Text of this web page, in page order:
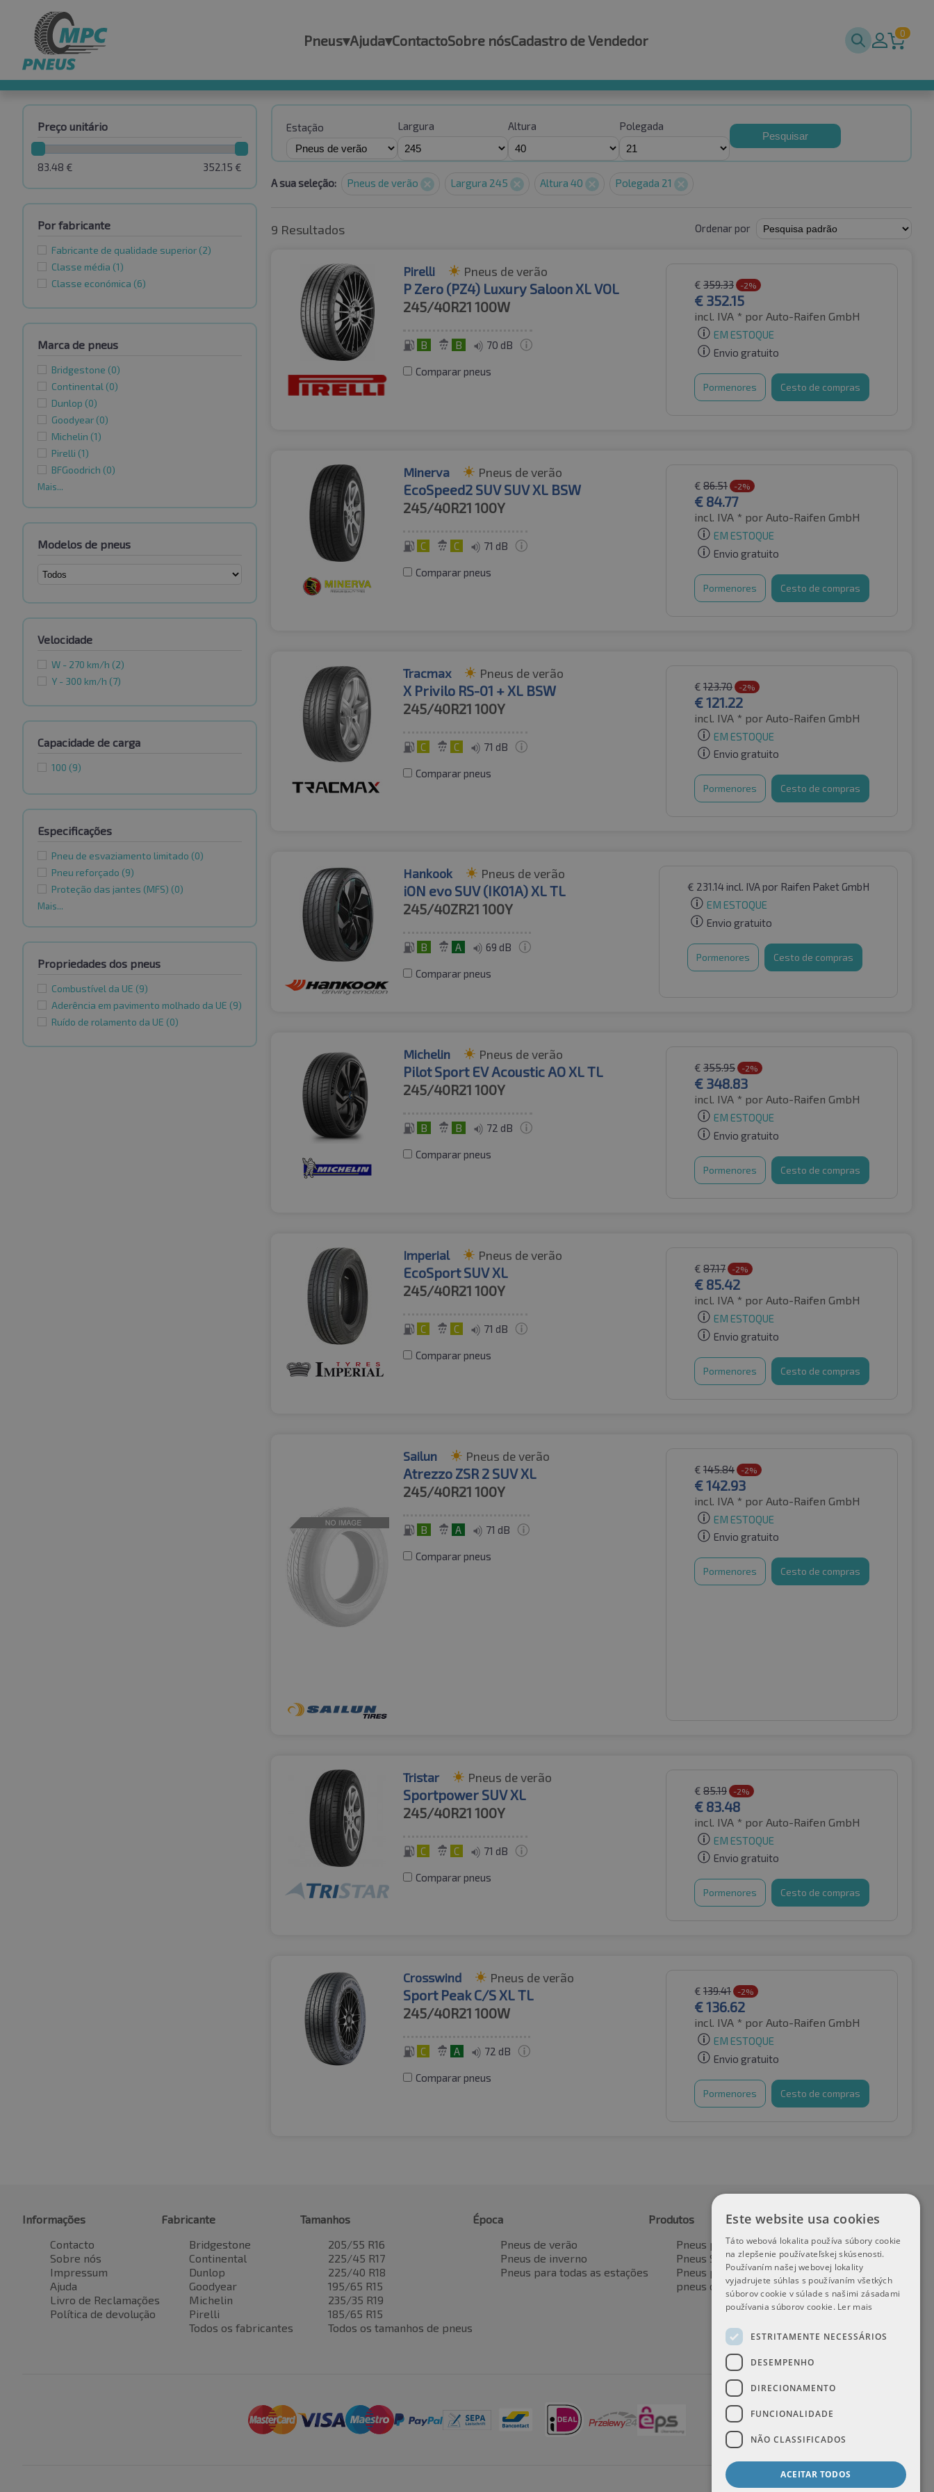
Pneus▾Ajuda▾ContactoSobre nósCadastro de Vendedor 0
Preço unitário
352.15 €
83.48 €
Por fabricante
Fabricante de qualidade superior (2)
Classe média (1)
Classe económica (6)
Marca de pneus
Bridgestone (0)
Continental (0)
Dunlop (0)
Goodyear (0)
Michelin (1)
Pirelli (1)
BFGoodrich (0)
Mais...
Modelos de pneus
Velocidade
W - 270 km/h (2)
Y - 300 km/h (7)
Capacidade de carga
100 (9)
Especificações
Pneu de esvaziamento limitado (0)
Pneu reforçado (9)
Proteção das jantes (MFS) (0)
Mais...
Propriedades dos pneus
Combustível da UE (9)
Aderência em pavimento molhado da UE (9)
Ruído de rolamento da UE (0)
Estação Largura Altura Polegada
Pesquisar
A sua seleção: Pneus de verão Largura 245 Altura 40 Polegada 21
9 Resultados Ordenar por
Pirelli Pneus de verão
P Zero (PZ4) Luxury Saloon XL VOL
245/40R21 100W
B B 70 dB
Comparar pneus
€ 359.33 -2%
€ 352.15
incl. IVA * por Auto-Raifen GmbH
EM ESTOQUE
Envio gratuito
Pormenores Cesto de compras
Minerva Pneus de verão
EcoSpeed2 SUV SUV XL BSW
245/40R21 100Y
C C 71 dB
Comparar pneus
€ 86.51 -2%
€ 84.77
incl. IVA * por Auto-Raifen GmbH
EM ESTOQUE
Envio gratuito
Pormenores Cesto de compras
Tracmax Pneus de verão
X Privilo RS-01 + XL BSW
245/40R21 100Y
C C 71 dB
Comparar pneus
€ 123.70 -2%
€121.22
incl. IVA * por Auto-Raifen GmbH
EM ESTOQUE
Envio gratuito
Pormenores Cesto de compras
Hankook Pneus de verão
iON evo SUV (IK01A) XL TL
245/40ZR21 100Y
B A 69 dB
Comparar pneus
€ 231.14incl. IVApor Raifen Paket GmbH
EM ESTOQUE
Envio gratuito
Pormenores Cesto de compras
Michelin Pneus de verão
Pilot Sport EV Acoustic AO XL TL
245/40R21 100Y
B B 72 dB
Comparar pneus
€ 355.95 -2%
€ 348.83
incl. IVA * por Auto-Raifen GmbH
EM ESTOQUE
Envio gratuito
Pormenores Cesto de compras
Imperial Pneus de verão
EcoSport SUV XL
245/40R21 100Y
C C 71 dB
Comparar pneus
€ 87.17 -2%
€ 85.42
incl. IVA * por Auto-Raifen GmbH
EM ESTOQUE
Envio gratuito
Pormenores Cesto de compras
Sailun Pneus de verão
Atrezzo ZSR 2 SUV XL
245/40R21 100Y
B A 71 dB
Comparar pneus
€ 145.84 -2%
€142.93
incl. IVA * por Auto-Raifen GmbH
EM ESTOQUE
Envio gratuito
Pormenores Cesto de compras
Tristar Pneus de verão
Sportpower SUV XL
245/40R21 100Y
C C 71 dB
Comparar pneus
€ 85.19 -2%
€ 83.48
incl. IVA * por Auto-Raifen GmbH
EM ESTOQUE
Envio gratuito
Pormenores Cesto de compras
Crosswind Pneus de verão
Sport Peak C/S XL TL
245/40R21 100W
C A 72 dB
Comparar pneus
€ 139.41 -2%
€136.62
incl. IVA * por Auto-Raifen GmbH
EM ESTOQUE
Envio gratuito
Pormenores Cesto de compras
Informações
Contacto
Sobre nós
Impressum
Ajuda
Livro de Reclamações
Política de devolução
Fabricante
Bridgestone
Continental
Dunlop
Goodyear
Michelin
Pirelli
Todos os fabricantes
Tamanhos
205/55 R16
225/45 R17
225/40 R18
195/65 R15
235/35 R19
185/65 R15
Todos os tamanhos de pneus
Época
Pneus de verão
Pneus de inverno
Pneus para todas as estações
Produtos
Pneus para automóveis
Pneus SUV / 4x4
Pneus para veículos de transporte
pneus de motocicleta
Este website usa cookies
Táto webová lokalita používa súbory cookie
na zlepšenie používateľskej skúsenosti.
Používaním našej webovej lokality
vyjadrujete súhlas s používaním všetkých
súborov cookie v súlade s našimi zásadami
používania súborov cookie. Ler mais
ESTRITAMENTE NECESSÁRIOS
DESEMPENHO
DIRECIONAMENTO
FUNCIONALIDADE
NÃO CLASSIFICADOS
ACEITAR TODOS